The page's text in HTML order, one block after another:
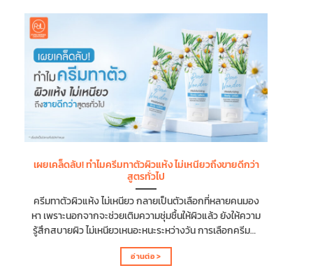
รับความนิยม และมีแนวทางพัฒนาผลิตภัณฑ์อย่างไรให้
แข่งขันในตลาดได้จริงในตลาดที่มีการแข่งขันสูงเช่นนี้ ครีม
ทาตัวแห้งไว คืออะไร? ผลิตอย่างไรให้ได้สูตรซึมเร็ว ครีมทาตัว
แห้งไว คือ ผลิตภัณฑ์บำรุงผิวที่ถูกออกแบบให้ซึมซาบเข้าสู่
ผิวได้อย่างรวดเร็ว หลังทาไม่ทิ้งความเหนียวเหนอะหนะหรือ
ความมันบนผิว แต่ยังคงให้ความชุ่มชื้นและช่วยบำรุงผิวได้
อย่างมีประสิทธิภาพ ทำให้รู้สึกสบายตัวและสามารถแต่งตัว
ต่อได้ทันทีหลังใช้งาน ซึ่งการที่จะพัฒนาครีมทาตัวให้มี
คุณสมบัติแห้งไว ไม่ได้ขึ้นอยู่กับการลดความเข้มข้นของเนื้อ
หลายปัจจัย ปัจจัยสำคัญที่ช่วยผลิตให้ได้ครีมทาตัวแห้งไว
ซึมเร็ว เลือกเบสครีมที่ให้สัมผัสบางเบา เกลี่ยง่าย และซึมเข้า
สู่ผิวได้รวดเร็ว เลือกสารให้ความชุ่มชื้นที่ไม่ทำให้เนื้อครีมหนัก
หรือเหนียวจนเกินไป ...
เผยเคล็ดลับ! ทำไมครีมทาตัวผิวแห้ง ไม่เหนียวถึงขายดีกว่า
สูตรทั่วไป
ครีมทาตัวผิวแห้ง ไม่เหนียว กลายเป็นตัวเลือกที่หลายคนมอง
หา เพราะนอกจากจะช่วยเติมความชุ่มชื้นให้ผิวแล้ว ยังให้ความ
รู้สึกสบายผิว ไม่เหนียวเหนอะหนะระหว่างวัน การเลือกครีมทา
ตัวที่เหมาะกับสภาพผิวจึงไม่ได้ดูแค่ความชุ่มชื้นเพียงอย่าง
เดียว แต่ยังรวมถึงเนื้อสัมผัสและส่วนผสมที่ตอบโจทย์การใช้
อ่านต่อ >